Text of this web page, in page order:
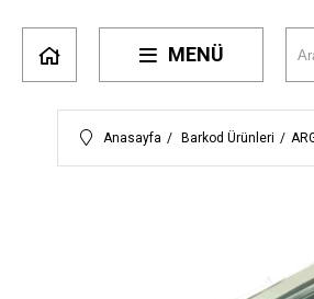
MENÜ
Anasayfa Barkod Ürünleri